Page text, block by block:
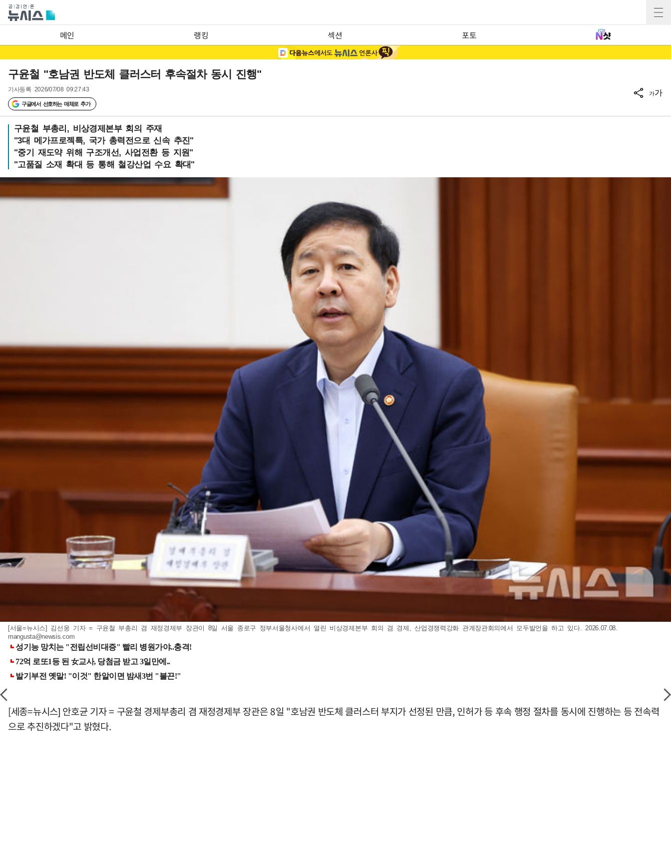
메인 랭킹 섹션 포토
구윤철 "호남권 반도체 클러스터 후속절차 동시 진행"
기사등록 2026/07/08 09:27:43
구글에서 선호하는 매체로 추가
가가
구윤철 부총리, 비상경제본부 회의 주재
"3대 메가프로젝특, 국가 총력전으로 신속 추진"
"중기 재도약 위해 구조개선, 사업전환 등 지원"
"고품질 소재 확대 등 통해 철강산업 수요 확대"
[서울=뉴시스] 김선웅 기자 = 구윤철 부총리 겸 재정경제부 장관이 8일 서울 종로구 정부서울청사에서 열린 비상경제본부 회의 겸 경제, 산업경쟁력강화 관계장관회의에서 모두발언을 하고 있다. 2026.07.08.
mangusta@newsis.com
[세종=뉴시스] 안호균 기자 = 구윤철 경제부총리 겸 재정경제부 장관은 8일 "호남권 반도체 클러스터 부지가 선정된 만큼, 인허가 등 후속 행정 절차를 동시에 진행하는 등 전속력
으로 추진하겠다"고 밝혔다.